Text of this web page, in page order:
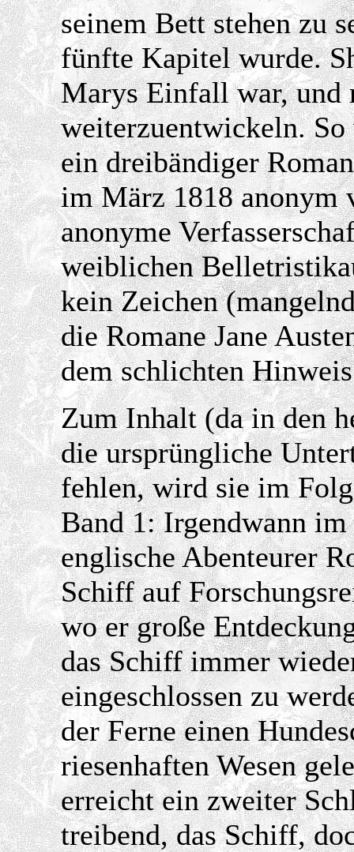
seinem Bett stehen zu
fünfte Kapitel wurde.
Marys Einfall war, und
weiterzuentwickeln. So
ein dreibändiger
im März 1818
anonyme
weiblichen
kein Zeichen
die Romane Jane
dem schlichten
Zum Inhalt (da in den
die ursprüngliche
fehlen, wird sie im
Band 1: Irgendwann
englische Abenteurer
Schiff auf
wo er große
das Schiff immer
eingeschlossen zu
der Ferne einen
riesenhaften Wesen
erreicht ein zweiter
treibend, das Schiff,